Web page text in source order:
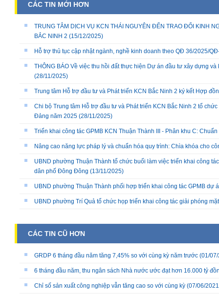
CÁC TIN MỚI HƠN
TRUNG TÂM DỊCH VỤ KCN THÁI NGUYÊN ĐẾN TRAO ĐỔI KINH
BẮC NINH 2 (15/12/2025)
Hỗ trợ thủ tục cập nhật ngành, nghề kinh doanh theo QĐ 36/2025/
THÔNG BÁO Về việc thu hồi đất thực hiện Dự án đầu tư xây dựng
(28/11/2025)
Trung tâm Hỗ trợ đầu tư và Phát triển KCN Bắc Ninh 2 ký kết Hợp
Chi bộ Trung tâm Hỗ trợ đầu tư và Phát triển KCN Bắc Ninh 2 tổ
Đảng năm 2025 (28/11/2025)
Triển khai công tác GPMB KCN Thuận Thành III - Phân khu C:
Nâng cao năng lực pháp lý và chuẩn hóa quy trình: Chìa khóa cho
UBND phường Thuận Thành tổ chức buổi làm việc triển khai công
dân phố Đông Đông (13/11/2025)
UBND phường Thuận Thành phối hợp triển khai công tác GPMB dự
UBND phường Trí Quả tổ chức họp triển khai công tác giải phóng
CÁC TIN CŨ HƠN
GRDP 6 tháng đầu năm tăng 7,45% so với cùng kỳ năm trước (01/
6 tháng đầu năm, thu ngân sách Nhà nước ước đạt hơn 16.000 tỷ
Chỉ số sản xuất công nghiệp vẫn tăng cao so với cùng kỳ (07/06/